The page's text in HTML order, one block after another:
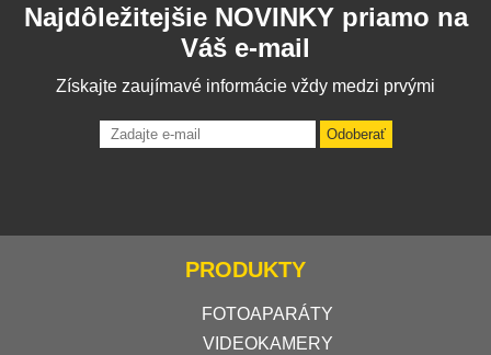
Najdôležitejšie NOVINKY priamo na
Váš e-mail
Získajte zaujímavé informácie vždy medzi prvými
Odoberať
PRODUKTY
FOTOAPARÁTY
VIDEOKAMERY